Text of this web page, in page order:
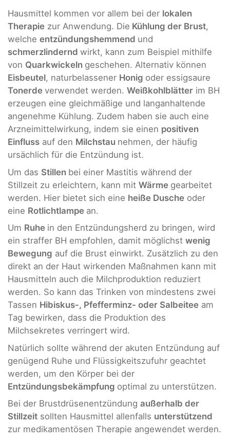
Hausmittel kommen vor allem bei der lokalen
Therapie zur Anwendung. Die Kühlung der Brust,
welche entzündungshemmend und
schmerzlindernd wirkt, kann zum Beispiel mithilfe
von Quarkwickeln geschehen. Alternativ können
Eisbeutel, naturbelassener Honig oder essigsaure
Tonerde verwendet werden. Weißkohlblätter im BH
erzeugen eine gleichmäßige und langanhaltende
angenehme Kühlung. Zudem haben sie auch eine
Arzneimittelwirkung, indem sie einen positiven
Einfluss auf den Milchstau nehmen, der häufig
ursächlich für die Entzündung ist.
Um das Stillen bei einer Mastitis während der
Stillzeit zu erleichtern, kann mit Wärme gearbeitet
werden. Hier bietet sich eine heiße Dusche oder
eine Rotlichtlampe an.
Um Ruhe in den Entzündungsherd zu bringen, wird
ein straffer BH empfohlen, damit möglichst wenig
Bewegung auf die Brust einwirkt. Zusätzlich zu den
direkt an der Haut wirkenden Maßnahmen kann mit
Hausmitteln auch die Milchproduktion reduziert
werden. So kann das Trinken von mindestens zwei
Tassen Hibiskus-, Pfefferminz- oder Salbeitee am
Tag bewirken, dass die Produktion des
Milchsekretes verringert wird.
Natürlich sollte während der akuten Entzündung auf
genügend Ruhe und Flüssigkeitszufuhr geachtet
werden, um den Körper bei der
Entzündungsbekämpfung optimal zu unterstützen.
Bei der Brustdrüsenentzündung außerhalb der
Stillzeit sollten Hausmittel allenfalls unterstützend
zur medikamentösen Therapie angewendet werden.